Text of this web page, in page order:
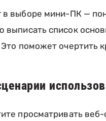
выборе мини-ПК —
выписать список
поможет очертить
просматривать